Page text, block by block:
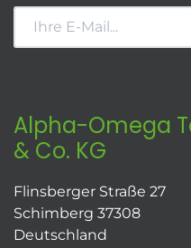
Alpha-Omega
& Co. KG
Flinsberger Straße 27
Schimberg 37308
Deutschland